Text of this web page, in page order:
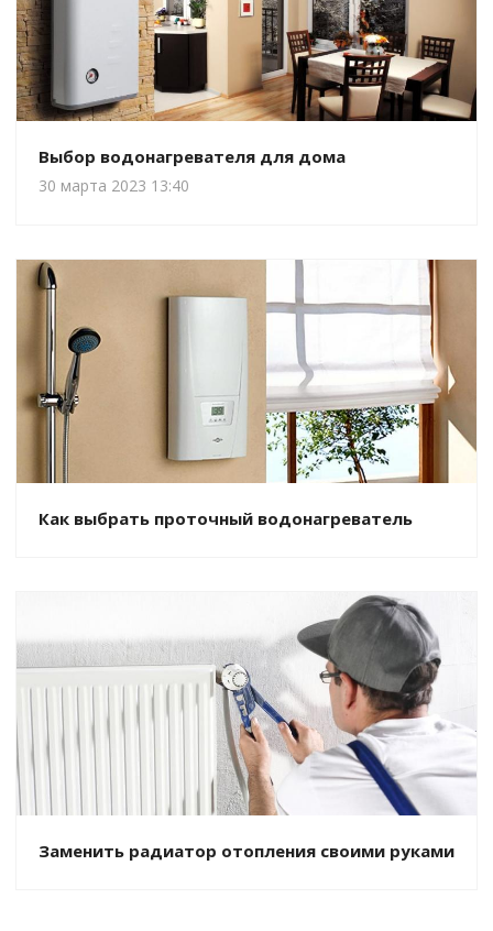
Выбор водонагревателя для дома
30 марта 2023 13:40
Как выбрать проточный водонагреватель
Заменить радиатор отопления своими руками